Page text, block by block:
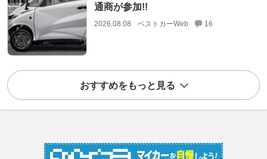
通商が参加!!
2026.08.08 ベストカーWeb 16
おすすめをもっと見る